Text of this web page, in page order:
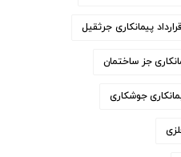
قرارداد پیمانکاری جرثقیل
جز ساختمان
جوشکاری